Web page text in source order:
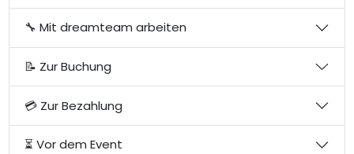
🔧 Mit dreamteam arbeiten
📝 Zur Buchung
💳 Zur Bezahlung
⏳ Vor dem Event